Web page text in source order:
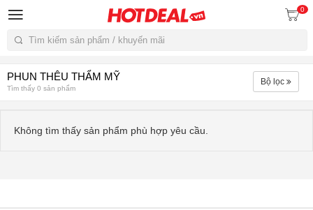
Tìm kiếm
0
PHUN THÊU THẨM MỸ
Tìm thấy 0 sản phẩm
Bộ lọc
Không tìm thấy sản phẩm phù hợp yêu cầu.